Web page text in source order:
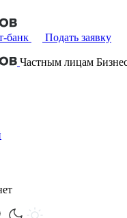
банк Подать заявку
Частным лицам